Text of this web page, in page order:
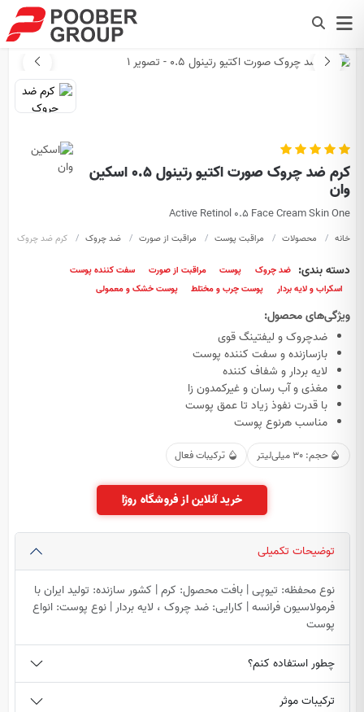
کرم ضد چروک صورت اکتیو رتینول 0.5 اسکین
وان
Active Retinol 0.5 Face Cream Skin One
خانه محصولات مراقبت پوست مراقبت از صورت ضد چروک کرم ضد چروک صورت
دسته بندی: ضد چروک پوست مراقبت از صورت
سفت کننده پوست
اسکراب و لایه بردار
پوست چرب و مختلط پوست خشک و معمولی
ویژگی‌های محصول:
ضدچروک و لیفتینگ قوی
بازسازنده و سفت کننده پوست
لایه بردار و شفاف کننده
مغذی و آب رسان و غیرکمدون زا
با قدرت نفوذ زیاد تا عمق پوست
مناسب هرنوع پوست
حجم: 30 میلی‌لیتر ترکیبات فعال
خرید آنلاین از فروشگاه روژا
توضیحات تکمیلی
نوع محفظه: تیوپی | بافت محصول: کرم | کشور سازنده: تولید ایران با
فرمولاسیون فرانسه | کارایی: ضد چروک ، لایه بردار | نوع پوست: انواع
پوست
چطور استفاده کنم؟
ترکیبات موثر